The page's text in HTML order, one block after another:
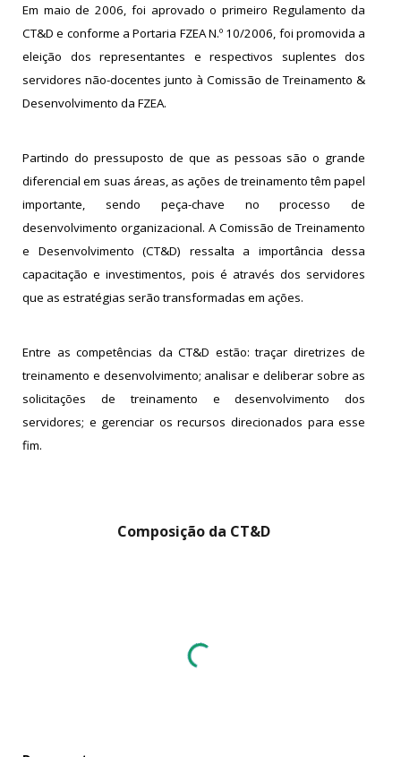
Em maio de 2006, foi aprovado o primeiro Regulamento da
CT&D e conforme a Portaria FZEA N.º 10/2006, foi promovida a
eleição dos representantes e respectivos suplentes dos
servidores não-docentes junto à Comissão de Treinamento &
Desenvolvimento da FZEA.
Partindo do pressuposto de que as pessoas são o grande
diferencial em suas áreas, as ações de treinamento têm papel
importante, sendo peça-chave no processo de
desenvolvimento organizacional. A Comissão de Treinamento
e Desenvolvimento (CT&D) ressalta a importância dessa
capacitação e investimentos, pois é através dos servidores
que as estratégias serão transformadas em ações.
Entre as competências da CT&D estão: traçar diretrizes de
treinamento e desenvolvimento; analisar e deliberar sobre as
solicitações de treinamento e desenvolvimento dos
servidores; e gerenciar os recursos direcionados para esse
fim.
Composição da CT&D